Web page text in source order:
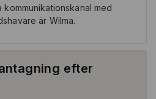
med
är Wilma.
efter